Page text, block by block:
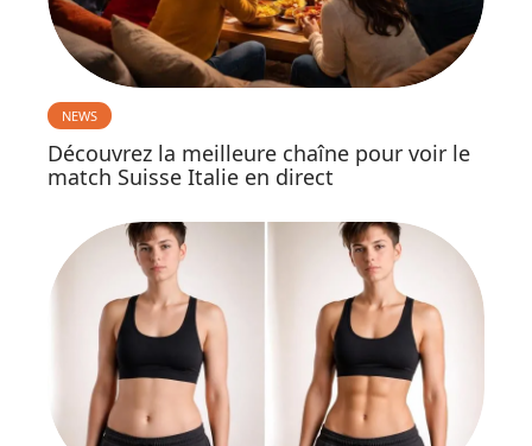
NEWS
Découvrez la meilleure chaîne pour voir le
match Suisse Italie en direct